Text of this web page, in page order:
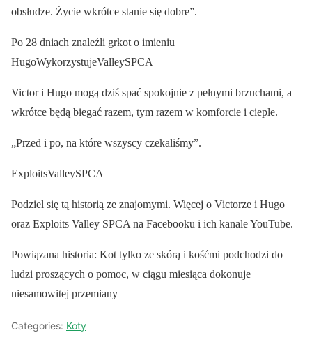
obsłudze. Życie wkrótce stanie się dobre”.
Po 28 dniach znaleźli grkot o imieniu
HugoWykorzystujeValleySPCA
Victor i Hugo mogą dziś spać spokojnie z pełnymi brzuchami, a
wkrótce będą biegać razem, tym razem w komforcie i cieple.
„Przed i po, na które wszyscy czekaliśmy”.
ExploitsValleySPCA
Podziel się tą historią ze znajomymi. Więcej o Victorze i Hugo
oraz Exploits Valley SPCA na Facebooku i ich kanale YouTube.
Powiązana historia: Kot tylko ze skórą i kośćmi podchodzi do
ludzi proszących o pomoc, w ciągu miesiąca dokonuje
niesamowitej przemiany
Categories: Koty